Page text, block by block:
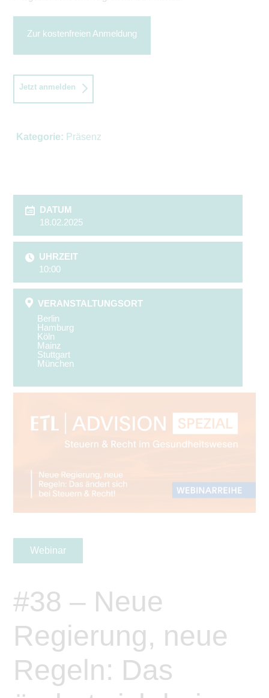
Zur kostenfreien Anmeldung
Jetzt anmelden
Kategorie: Präsenz
DATUM
18.02.2025
UHRZEIT
10:00
VERANSTALTUNGSORT
Berlin
Hamburg
Köln
Mainz
Stuttgart
München
Webinar
#38 – Neue
Regierung, neue
Regeln: Das